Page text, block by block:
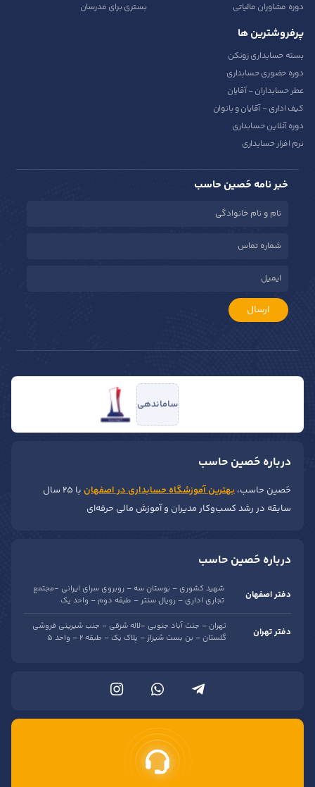
دوره مشاوران مالیاتی
بستری برای مدرسان
پرفروشترین ها
بسته حسابداری زونکن
دوره حضوری حسابداری
عطر حسابداران - آقایان
کیف اداری - آقایان و بانوان
دوره آنلاین حسابداری
نرم افزار حسابداری
خبر نامه حَصین حاسب
ارسال
ساماندهی
درباره حَصین حاسب
حَصین حاسب، بهترین آموزشگاه حسابداری در اصفهان
با ۲۵ سال
سابقه در رشد کسب‌وکار مدیران و آموزش مالی حرفه‌ای
درباره حَصین حاسب
دفتر اصفهان
شهید کشوری – بوستان سه – روبروی سرای ایرانی -مجتمع
تجاری اداری – رویال سنتر – طبقه دوم – واحد یک
دفتر تهران
تهران – جنت آباد جنوبی -لاله شرقی – جنب شیرینی فروشی
گلستان – بن بست شیراز – پلاک یک – طبقه 2 – واحد 5